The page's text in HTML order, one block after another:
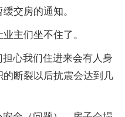
交房的通知。
主们坐不住了。
心我们住进来会有人身
断裂以后抗震会达到几